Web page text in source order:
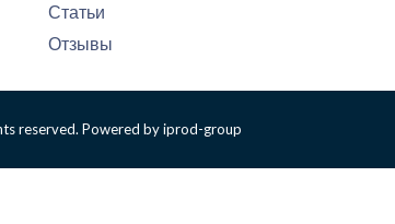
Статьи
Отзывы
reserved. Powered by iprod-group